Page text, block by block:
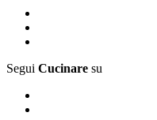
Segui Cucinare su